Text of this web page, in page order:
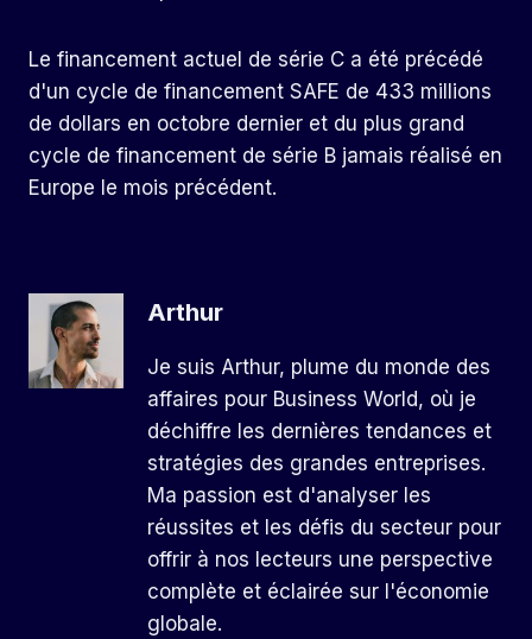
Le financement actuel de série C a été précédé
d'un cycle de financement SAFE de 433 millions
de dollars en octobre dernier et du plus grand
cycle de financement de série B jamais réalisé en
Europe le mois précédent.
Arthur
Je suis Arthur, plume du monde des
affaires pour Business World, où je
déchiffre les dernières tendances et
stratégies des grandes entreprises.
Ma passion est d'analyser les
réussites et les défis du secteur pour
offrir à nos lecteurs une perspective
complète et éclairée sur l'économie
globale.